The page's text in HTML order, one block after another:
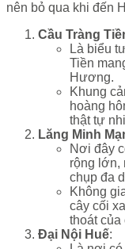
nên bỏ qua khi đến
Cầu Tràng
Là biểu
Tiền
Hương.
Khung
hoàng
thật tự
Lăng Minh
Nơi đây
rộng lớn,
chụp đa
Không
cây cối
thoát của
Đại Nội Huế: